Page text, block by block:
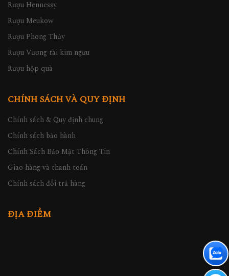
Rượu Hennessy
Rượu Meukow
Rượu Phong Thủy
Rượu Vương tài kim ngưu
Rượu hộp quà
CHÍNH SÁCH VÀ QUY ĐỊNH
Chính sách & Quy định chung
Chính sách bảo hành
Chính Sách Bảo Mật Thông Tin
Giao hàng và thanh toán
Chính sách đổi trả hàng
ĐỊA ĐIỂM